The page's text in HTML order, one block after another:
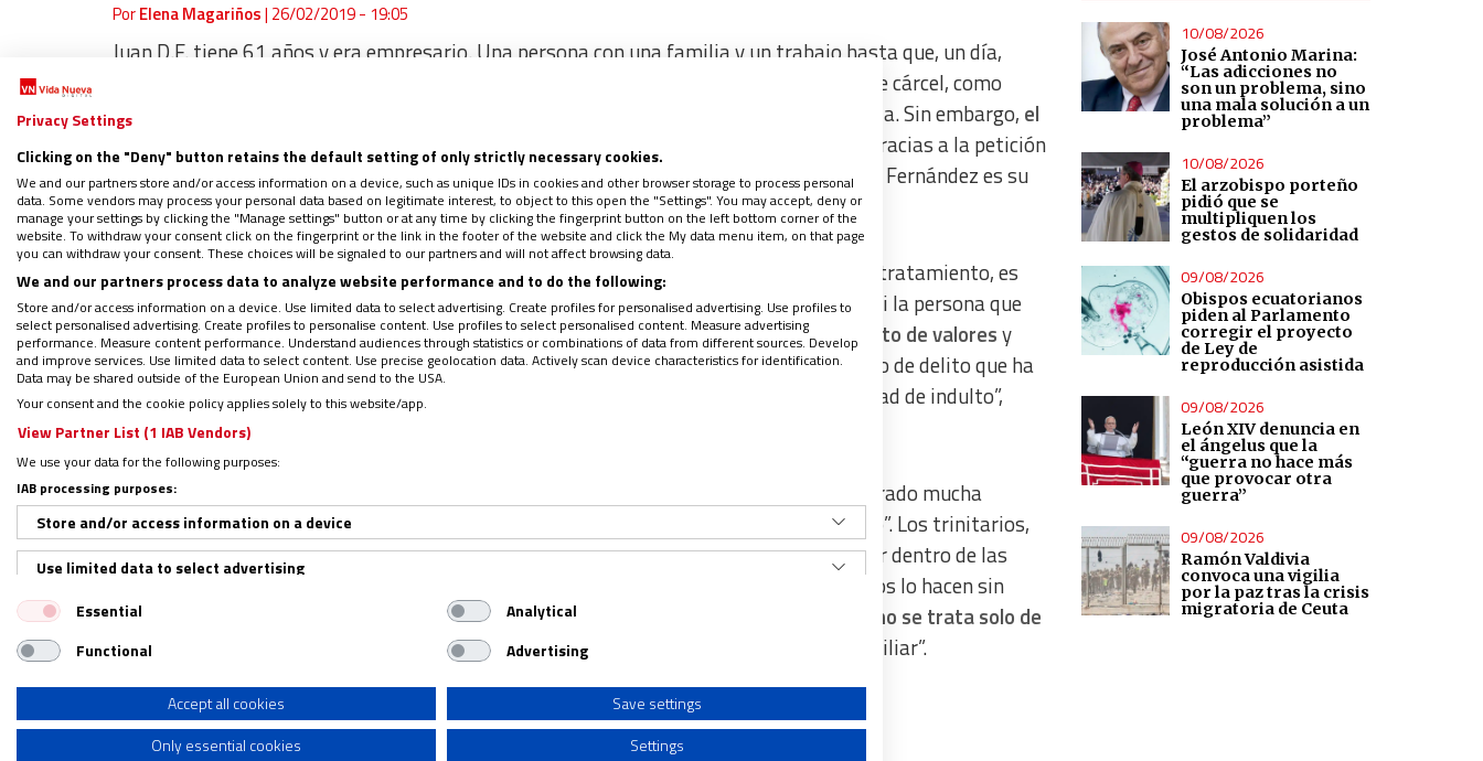
PorElena Magariños| 26/02/2019 - 19:05
Juan D.F. tiene 61 años y era empresario. Una persona con una familia y un trabajo hasta que, un día,
cometió “un error” que acabó traduciéndose en una condena de algo más de dos años de cárcel, como
puntualiza a Vida Nueva Pedro Fernández, delegado diocesano de Pastoral Penitenciaria. Sin embargo, el
Ministerio de Justicia le ha concedido el indulto a Juan,
“en un acto sencillo y emotivo”, gracias a la petición
hecha por la Fundación Prolibertas de Sevilla, vinculada a la Orden Trinitaria y de la que Fernández es su
representante.
Para solicitar el indulto de un preso ante el Ministerio existe un perfil. “Es el equipo de tratamiento, es
decir, educadores sociales, psicólogos, juristas y trabajadores sociales, quienes eligen si la persona que
cumple condena es apta o no”, ya que son ellos quienes“perfilan y determinan el conjunto de valoresy
cualidades que tiene esa persona”. Sin embargo, también hay que tener en cuenta el tipo de delito que ha
cometido, porque “hay algunos que no estarán nunca sujetos a ningún tipo de posibilidad de indulto”,
apostilla.
En el caso de Juan, “era una persona plenamente insertada a nivel social y que ha mostrado mucha
proactividad en prisión de distintas maneras, lo que le llevó a ser merecedor del indulto”. Los trinitarios,
por su parte, se dedican por carisma a asistir a presos y perseguidos. Pero en esta labor dentro de las
cárceles se sitúan también en el hecho de que “cuando los presos salen a la calle, muchos lo hacen sin
expectativas de cara al futuro, y otros muchos no pueden progresar”. Por este motivo,
no se trata solo de
“sacarles de la prisión”
sino también de “reinsertarles en el mundo laboral, social y familiar”.
“Un seguimiento muy estricto”
10/08/2026
José Antonio Marina:
“Las adicciones no
son un problema, sino
una mala solución a un
problema”
10/08/2026
El arzobispo porteño
pidió que se
multipliquen los
gestos de solidaridad
09/08/2026
Obispos ecuatorianos
piden al Parlamento
corregir el proyecto
de Ley de
reproducción asistida
09/08/2026
León XIV denuncia en
el ángelus que la
“guerra no hace más
que provocar otra
guerra”
09/08/2026
Ramón Valdivia
convoca una vigilia
por la paz tras la crisis
migratoria de Ceuta
Privacy Settings
Clicking on the "Deny" button retains the default setting of only strictly necessary cookies.
We and our partners store and/or access information on a device, such as unique IDs in cookies and other browser storage to process personal
data. Some vendors may process your personal data based on legitimate interest, to object to this open the "Settings". You may accept, deny or
manage your settings by clicking the "Manage settings" button or at any time by clicking the fingerprint button on the left bottom corner of the
website. To withdraw your consent click on the fingerprint or the link in the footer of the website and click the My data menu item, on that page
you can withdraw your consent. These choices will be signaled to our partners and will not affect browsing data.
We and our partners process data to analyze website performance and to do the following:
Store and/or access information on a device. Use limited data to select advertising. Create profiles for personalised advertising. Use profiles to
select personalised advertising. Create profiles to personalise content. Use profiles to select personalised content. Measure advertising
performance. Measure content performance. Understand audiences through statistics or combinations of data from different sources. Develop
and improve services. Use limited data to select content. Use precise geolocation data. Actively scan device characteristics for identification.
Data may be shared outside of the European Union and send to the USA.
Your consent and the cookie policy applies solely to this website/app.
View Partner List (1 IAB Vendors)
We use your data for the following purposes:
IAB processing purposes:
Store and/or access information on a device
Use limited data to select advertising
Create profiles for personalised advertising
Use profiles to select personalised advertising
Create profiles to personalise content
Use profiles to select personalised content
Essential
Analytical
Functional
Advertising
Accept all cookies
Save settings
Only essential cookies
Settings